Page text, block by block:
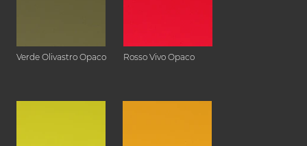
Verde Olivastro Opaco Rosso Vivo Opaco